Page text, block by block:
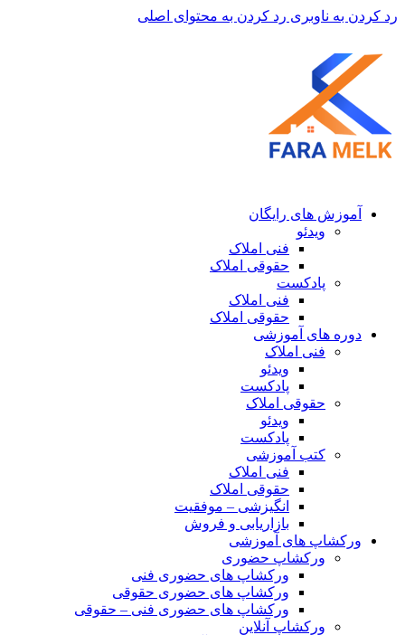
رد کردن به ناوبری رد کردن به محتوای اصلی
آموزش های رایگان
ویدئو
فنی املاک
حقوقی املاک
پادکست
فنی املاک
حقوقی املاک
دوره های آموزشی
فنی املاک
ویدئو
پادکست
حقوقی املاک
ویدئو
پادکست
کتب آموزشی
فنی املاک
حقوقی املاک
انگیزشی – موفقیت
بازاریابی و فروش
ورکشاپ های آموزشی
ورکشاپ حضوری
ورکشاپ های حضوری فنی
ورکشاپ های حضوری حقوقی
ورکشاپ های حضوری فنی – حقوقی
ورکشاپ آنلاین